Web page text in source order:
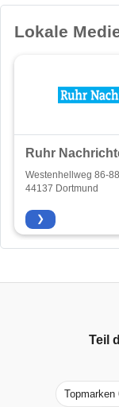
Lokale
Ruhr
Westenhellweg 86-88
44137 Dortmund
❯
Teil